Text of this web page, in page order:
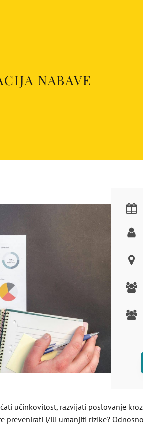
NABAVE
učinkovitost, razvijati poslovanje
prevenirati i/ili umanjiti rizike?